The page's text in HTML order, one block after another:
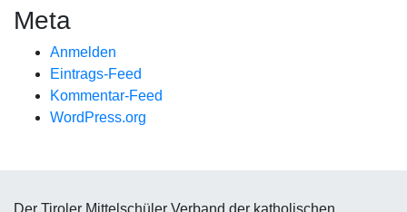
Meta
Anmelden
Eintrags-Feed
Kommentar-Feed
WordPress.org
Der Tiroler Mittelschüler Verband der katholischen